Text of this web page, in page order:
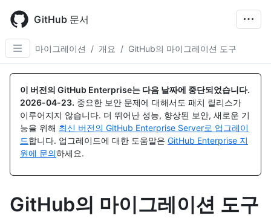
main
content
GitHub 문서
마이그레이션 / 개요 / GitHub의 마이그레이션 도구
이 버전의 GitHub Enterprise는 다음 날짜에 중단되었습니다.
2026-04-23. 중요한 보안 문제에 대해서도 패치 릴리스가
이루어지지 않습니다. 더 뛰어난 성능, 향상된 보안, 새로운 기
능을 위해 최신 버전의 GitHub Enterprise Server로 업그레이
드합니다. 업그레이드에 대한 도움말은 GitHub Enterprise 지
원에 문의하세요.
GitHub의 마이그레이션 도구